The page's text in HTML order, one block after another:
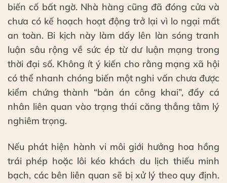
biến cố bất ngờ. Nhà hàng cũng đã đóng cửa và
chưa có kế hoạch hoạt động trở lại vì lo ngại mất
an toàn. Bi kịch này làm dấy lên làn sóng tranh
luận sâu rộng về sức ép từ dư luận mạng trong
thời đại số. Không ít ý kiến cho rằng mạng xã hội
có thể nhanh chóng biến một nghi vấn chưa được
kiểm chứng thành “bản án công khai”, đẩy cá
nhân liên quan vào trạng thái căng thẳng tâm lý
nghiêm trọng.
Nếu phát hiện hành vi môi giới hưởng hoa hồng
trái phép hoặc lôi kéo khách du lịch thiếu minh
bạch, các bên liên quan sẽ bị xử lý theo quy định.